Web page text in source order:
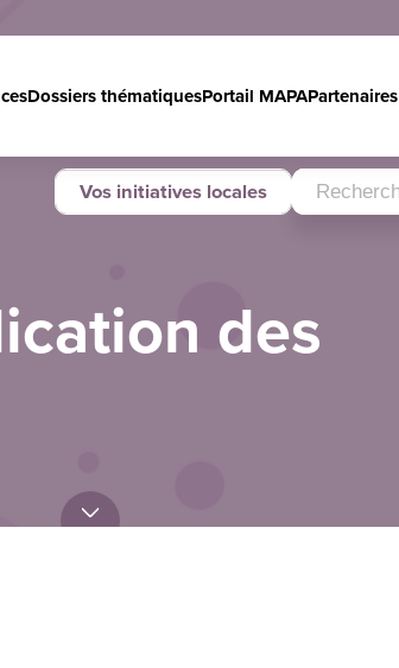
Dossiers thématiquesPortail MAPAPartenaires
Vos initiatives locales
des